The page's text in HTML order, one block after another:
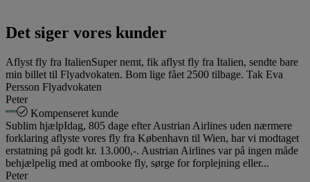
Det siger vores kunder
Aflyst fly fra ItalienSuper nemt, fik aflyst fly fra Italien, sendte bare
min billet til Flyadvokaten. Bom lige fået 2500 tilbage. Tak Eva
Persson Flyadvokaten
Peter
Kompenseret kunde
Sublim hjælpIdag, 805 dage efter Austrian Airlines uden nærmere
forklaring aflyste vores fly fra København til Wien, har vi modtaget
erstatning på godt kr. 13.000,-. Austrian Airlines var på ingen måde
behjælpelig med at ombooke fly, sørge for forplejning eller...
Peter